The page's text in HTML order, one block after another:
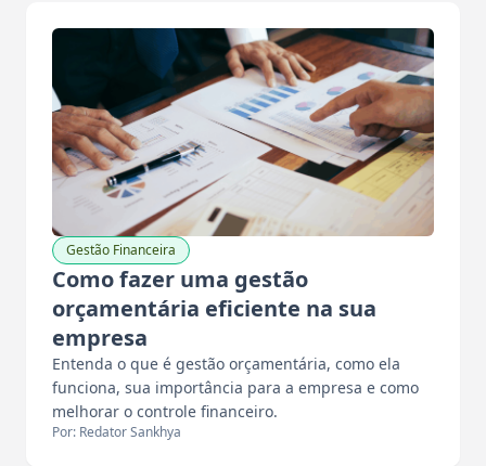
Gestão Financeira
Como fazer uma gestão
orçamentária eficiente na sua
empresa
Entenda o que é gestão orçamentária, como ela
funciona, sua importância para a empresa e como
melhorar o controle financeiro.
Por: Redator Sankhya